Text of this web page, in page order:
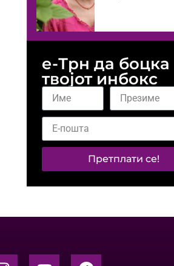
е-Трн да боцка
твојот инбокс
Претплати се!